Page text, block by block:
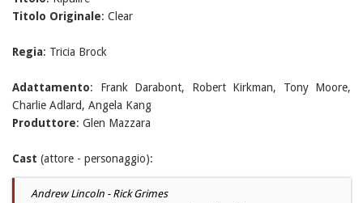
Titolo Originale: Clear
Regia: Tricia Brock
Adattamento: Frank Darabont, Robert Kirkman, Tony Moore,
Charlie Adlard, Angela Kang
Produttore: Glen Mazzara
Cast (attore - personaggio):
Andrew Lincoln - Rick Grimes